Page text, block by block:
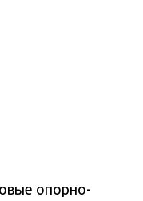
опорно-